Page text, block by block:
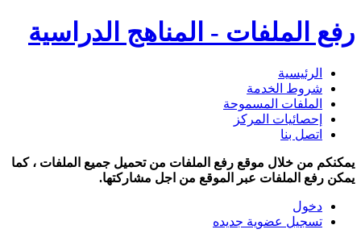
رفع الملفات - المناهج الدراسية
الرئيسية
شروط الخدمة
الملفات المسموحة
إحصائيات المركز
اتصل بنا
يمكنكم من خلال موقع رفع الملفات من تحميل جميع الملفات ، كما
يمكن رفع الملفات عبر الموقع من اجل مشاركتها.
دخول
تسجيل عضوية جديده